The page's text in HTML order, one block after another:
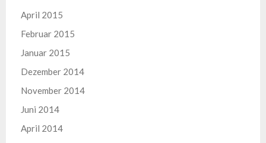
April 2015
Februar 2015
Januar 2015
Dezember 2014
November 2014
Juni 2014
April 2014